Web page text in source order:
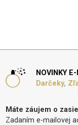
NOVINKY
Darčeky,
Máte záujem o
Zadaním e-mailovej